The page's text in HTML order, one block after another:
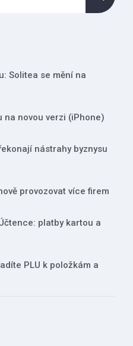
Solitea se mění na
novou verzi (iPhone)
nástrahy byznysu
provozovat více firem
platby kartou a
PLU k položkám a